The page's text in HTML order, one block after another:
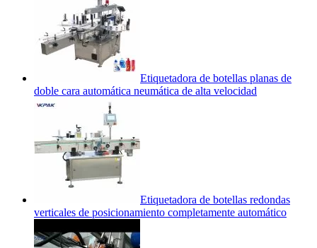
Etiquetadora de botellas planas de
doble cara automática neumática de alta velocidad
Etiquetadora de botellas redondas
verticales de posicionamiento completamente automático